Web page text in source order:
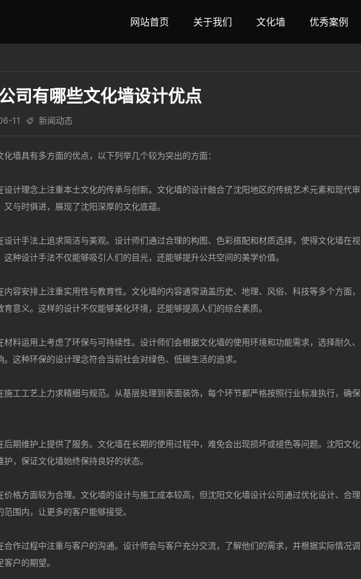
网站首页 关于我们 文化墙 优秀案例
司有哪些文化墙设计优点
11  新闻动态
墙具有多方面的优点，以下列举几个较为突出的方面：
计理念上注重本土文化的传承与创新。文化墙的设计融合了沈阳地区的传统艺术元素和现代审
与时俱进，展现了沈阳深厚的文化底蕴。
计手法上追求简洁与美观。设计师们通过合理的构图、色彩搭配和材质选择，使得文化墙在视
种设计手法不仅能够吸引人们的目光，还能够提升公共空间的美学价值。
容安排上注重实用性与教育性。文化墙的内容通常涵盖历史、地理、风俗、科技等多个方面，
意义。这样的设计不仅能够美化环境，还能够提高人们的综合素质。
料运用上考虑了环保与可持续性。设计师们会根据文化墙的使用环境和功能需求，选择耐久、
这种环保的设计理念符合当前社会对绿色、低碳生活的追求。
施工工艺上力求精细与规范。从基层处理到表面装饰，每个环节都严格按照行业标准执行，确保
后期维护上提供了服务。文化墙在长期的使用过程中，难免会出现损坏或褪色等问题。沈阳文化
，保证文化墙始终保持良好的状态。
价格方面较为合理。文化墙的设计与施工成本较高，但沈阳文化墙设计公司通过优化设计、合理
围内，让更多的客户能够接受。
合作过程中注重与客户的沟通。设计师会与客户充分交流，了解他们的需求，并根据实际情况调
户的期望。